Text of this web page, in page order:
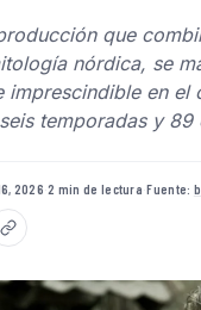
que
nórdica, se
imprescindible en el
temporadas y 89
2026·2 min de lectura·Fuente: